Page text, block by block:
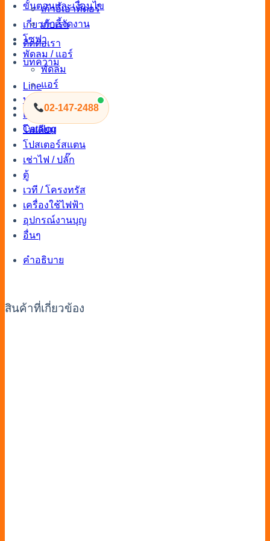
ขั้นตอนและเงื่อนไข
เกี่ยวกับเรา
ติดต่อเรา
บทความ
Line
02-147-2488
Catalog
เก้าอี้เอาท์ดอร์
เก้าอี้จัดงาน
โซฟา
พัดลม / แอร์
พัดลม
แอร์
บูธ / พาทิชั่น
แผ่นปูพื้น
โพเดียม
โปสเตอร์สแตน
เช่าไฟ / ปลั๊ก
ตู้
เวที / โครงทรัส
เครื่องใช้ไฟฟ้า
อุปกรณ์งานบุญ
อื่นๆ
คำอธิบาย
สินค้าที่เกี่ยวข้อง